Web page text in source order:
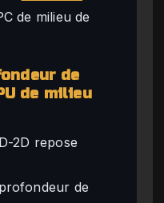
de milieu de
de
de milieu
2D repose
de